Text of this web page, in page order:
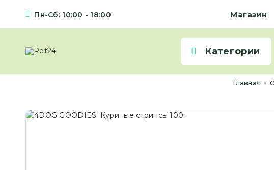
Пн-Сб: 10:00 - 18:00 Магазин
Категории
Главная